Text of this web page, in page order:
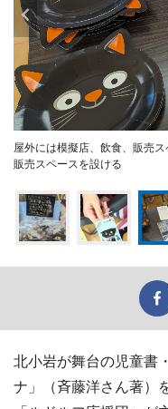
屋外には模擬店、飲食、販売
販売スペースを設ける
北小岩が舞台の児童書
ナ」（斉藤洋さん著）